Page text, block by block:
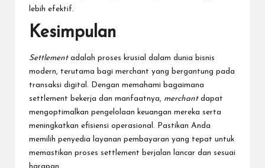
lebih efektif.
Kesimpulan
Settlement adalah proses krusial dalam dunia bisnis
modern, terutama bagi merchant yang bergantung pada
transaksi digital. Dengan memahami bagaimana
settlement bekerja dan manfaatnya, merchant dapat
mengoptimalkan pengelolaan keuangan mereka serta
meningkatkan efisiensi operasional. Pastikan Anda
memilih penyedia layanan pembayaran yang tepat untuk
memastikan proses settlement berjalan lancar dan sesuai